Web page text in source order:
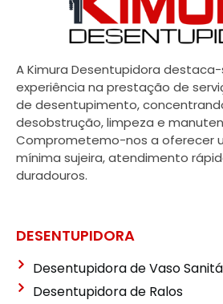
A Kimura Desentupidora
experiência na prestação de
de desentupimento,
desobstrução, limpeza e
Comprometemo-nos a oferecer
mínima sujeira, atendimento
duradouros.
DESENTUPIDORA
Desentupidora de Vaso
Desentupidora de Ralos